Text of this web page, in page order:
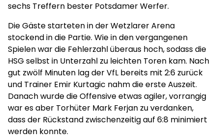
sechs Treffern bester Potsdamer Werfer.
Die Gäste starteten in der Wetzlarer Arena
stockend in die Partie. Wie in den vergangenen
Spielen war die Fehlerzahl überaus hoch, sodass die
HSG selbst in Unterzahl zu leichten Toren kam. Nach
gut zwölf Minuten lag der VfL bereits mit 2:6 zurück
und Trainer Emir Kurtagic nahm die erste Auszeit.
Danach wurde die Offensive etwas agiler, vorrangig
war es aber Torhüter Mark Ferjan zu verdanken,
dass der Rückstand zwischenzeitig auf 6:8 minimiert
werden konnte.